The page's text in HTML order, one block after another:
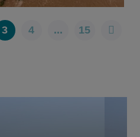
3 4 ... 15